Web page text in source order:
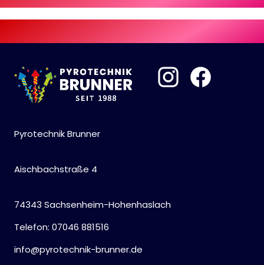
Pyrotechnik Brunner
Aischbachstraße 4
74343 Sachsenheim-Hohenhaslach
Telefon: 07046 881516
info@pyrotechnik-brunner.de